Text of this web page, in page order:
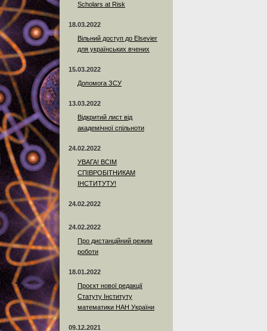
Scholars at Risk
18.03.2022
Вільний доступ до Elsevier
для українських вчених
15.03.2022
Допомога ЗСУ
13.03.2022
Відкритий лист від
академічної спільноти
24.02.2022
УВАГА! ВСІМ
СПІВРОБІТНИКАМ
ІНСТИТУТУ!
24.02.2022
24.02.2022
Про дистанційний режим
роботи
18.01.2022
Проєкт нової редакції
Статуту Інституту
математики НАН України
09.12.2021